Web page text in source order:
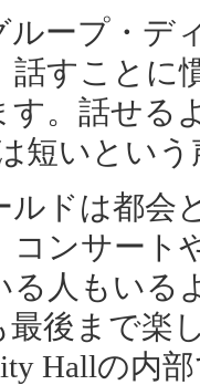
ープ・デ
話すことに
す。話せる
短いという
ドは都会
コンサート
る人もいる
最後まで楽
Hallの内